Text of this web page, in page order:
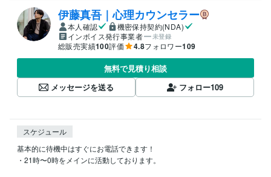
伊藤真吾｜心理カウンセラー
本人確認
機密保持契約(NDA)
インボイス発行事業者
未登録
総販売実績100評価 4.8フォロワー109
無料で見積り相談
メッセージを送る
フォロー109
スケジュール
基本的に待機中はすぐにお電話できます！
・21時〜0時をメインに活動しております。